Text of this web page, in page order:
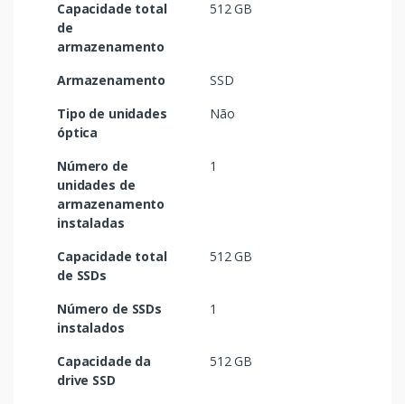
Capacidade total
de
armazenamento
512 GB
Armazenamento
SSD
Tipo de unidades
óptica
Não
Número de
unidades de
armazenamento
instaladas
1
Capacidade total
de SSDs
512 GB
Número de SSDs
instalados
1
Capacidade da
drive SSD
512 GB